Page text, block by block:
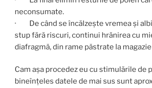
neconsumate.
· De când se încălzește vremea și
stup fără riscuri, continui hrănirea cu
diafragmă, din rame păstrate la
Cam așa procedez eu cu stimulările de
bineînțeles datele de mai sus sunt